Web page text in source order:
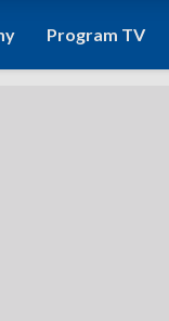
Program TV